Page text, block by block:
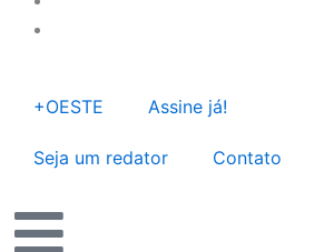
+OESTE Assine já!
Seja um redator Contato